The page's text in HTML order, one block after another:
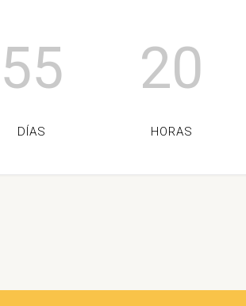
55
DÍAS
20
HORAS